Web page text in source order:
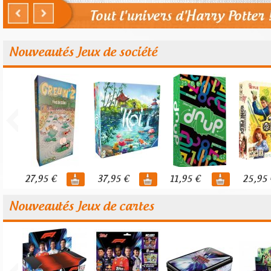
Nouveautés Jeux de société
27,95 € 37,95 € 11,95 € 25,95
Nouveautés Jeux de cartes